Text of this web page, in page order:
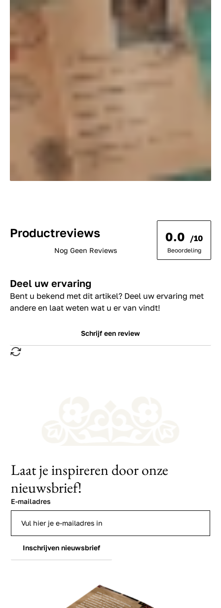
Productreviews
Nog Geen Reviews
0.0 /10
Beoordeling
Deel uw ervaring
Bent u bekend met dit artikel? Deel uw ervaring met
andere en laat weten wat u er van vindt!
Schrijf een review
Laat je inspireren door onze
nieuwsbrief!
E-mailadres
Inschrijven nieuwsbrief